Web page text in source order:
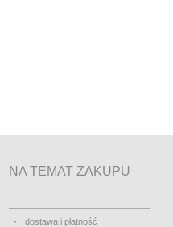
NA TEMAT ZAKUPU
dostawa i płatność